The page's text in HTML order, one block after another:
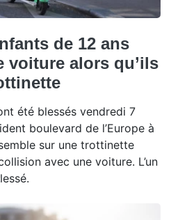
de 12 ans
voiture alors qu’ils
été blessés vendredi 7
boulevard de l’Europe à
sur une trottinette
avec une voiture. L’un